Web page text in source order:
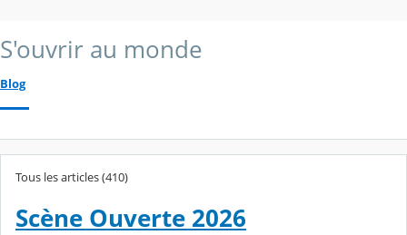
S'ouvrir au monde
Blog
Tous les articles (410)
Scène Ouverte 2026